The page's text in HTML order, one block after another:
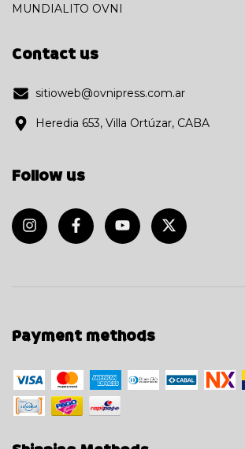
MUNDIALITO OVNI
Contact us
sitioweb@ovnipress.com.ar
Heredia 653, Villa Ortúzar, CABA
Follow us
Payment methods